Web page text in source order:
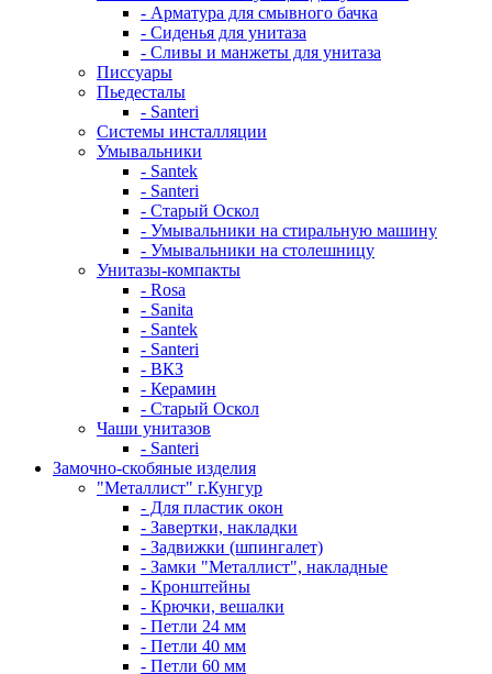
- Арматура для смывного бачка
- Сиденья для унитаза
- Сливы и манжеты для унитаза
Писсуары
Пьедесталы
- Santeri
Системы инсталляции
Умывальники
- Santek
- Santeri
- Старый Оскол
- Умывальники на стиральную машину
- Умывальники на столешницу
Унитазы-компакты
- Rosa
- Sanita
- Santek
- Santeri
- ВКЗ
- Керамин
- Старый Оскол
Чаши унитазов
- Santeri
Замочно-скобяные изделия
"Металлист" г.Кунгур
- Для пластик окон
- Завертки, накладки
- Задвижки (шпингалет)
- Замки "Металлист", накладные
- Кронштейны
- Крючки, вешалки
- Петли 24 мм
- Петли 40 мм
- Петли 60 мм